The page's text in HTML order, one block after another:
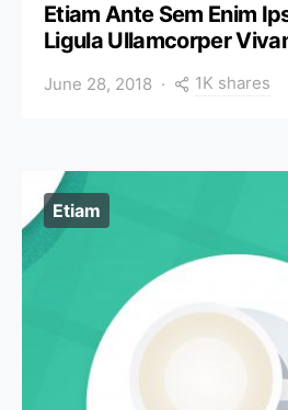
Etiam Ante Sem Enim
Ligula Ullamcorper
June 28, 2018 1K shares
Etiam